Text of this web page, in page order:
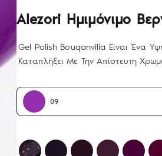
Alezori Ημιμόνιμο
Gel Polish Bouqanvilia Είναι Ένα
Καταπλήξει Με Την Απίστευτη
09